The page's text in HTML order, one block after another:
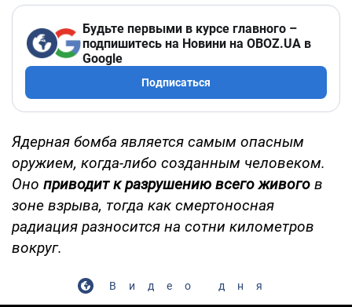
Будьте первыми в курсе главного –
подпишитесь на Новини на OBOZ.UA в
Google
Подписаться
Ядерная бомба является самым опасным
оружием, когда-либо созданным человеком.
Оно приводит к разрушению всего живого в
зоне взрыва, тогда как смертоносная
радиация разносится на сотни километров
вокруг.
Видео дня